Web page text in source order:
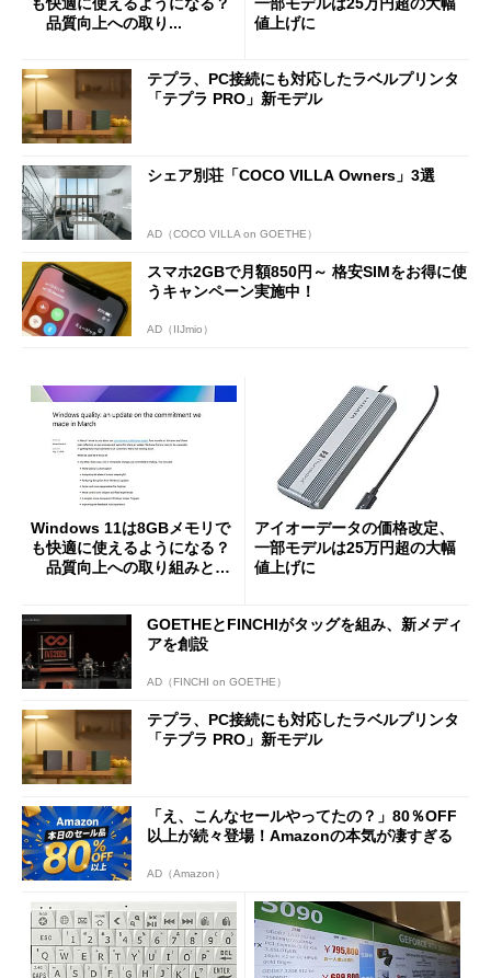
品質向上への取り...
値上げに
テプラ、PC接続にも対応したラベルプリンタ
「テプラ PRO」新モデル
シェア別荘「COCO VILLA Owners」3選
AD（COCO VILLA on GOETHE）
スマホ2GBで月額850円～ 格安SIMをお得に使
うキャンペーン実施中！
AD（IIJmio）
Windows 11は8GBメモリで
も快適に使えるようになる？
品質向上への取り組みと
アイオーデータの価格改定、
一部モデルは25万円超の大幅
値上げに
GOETHEとFINCHIがタッグを組み、新メディ
アを創設
AD（FINCHI on GOETHE）
テプラ、PC接続にも対応したラベルプリンタ
「テプラ PRO」新モデル
「え、こんなセールやってたの？」80％OFF
以上が続々登場！Amazonの本気が凄すぎる
AD（Amazon）